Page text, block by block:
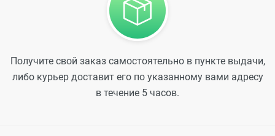
Получите свой заказ самостоятельно в пункте выдачи,
либо курьер доставит его по указанному вами адресу
в течение 5 часов.